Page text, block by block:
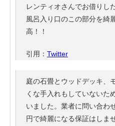
レンティオさんでお借りし
風呂入り口のこの部分を綺
高！！
引用： Twitter
庭の石畳とウッドデッキ、
くな手入れもしていないた
いました。業者に問い合わ
円で綺麗になる保証はしま